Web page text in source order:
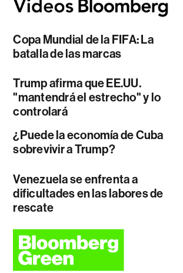
Copa Mundial de la FIFA: La
batalla de las marcas
Trump afirma que EE.UU.
"mantendrá el estrecho" y lo
controlará
¿Puede la economía de Cuba
sobrevivir a Trump?
Venezuela se enfrenta a
dificultades en las labores de
rescate